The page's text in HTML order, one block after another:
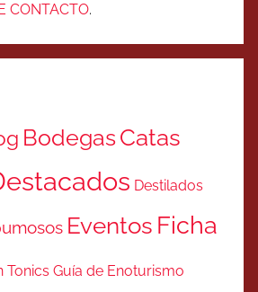
CONTACTO.
BodegasCatas
Destilados
Eventos Ficha
Tonics Guía de Enoturismo